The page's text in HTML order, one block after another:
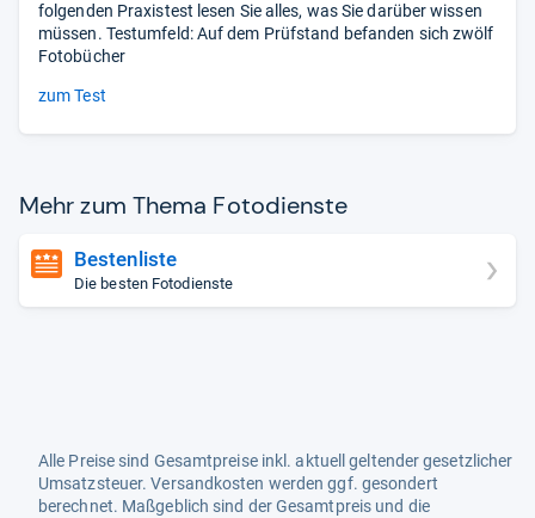
folgenden Praxistest lesen Sie alles, was Sie darüber wissen
müssen. Testumfeld: Auf dem Prüfstand befanden sich zwölf
Fotobücher
zum Test
Mehr zum Thema Foto­dienste
Bestenliste
Die besten Fotodienste
Alle Preise sind Gesamtpreise inkl. aktuell geltender gesetzlicher
Umsatzsteuer. Versandkosten werden ggf. gesondert
berechnet. Maßgeblich sind der Gesamtpreis und die